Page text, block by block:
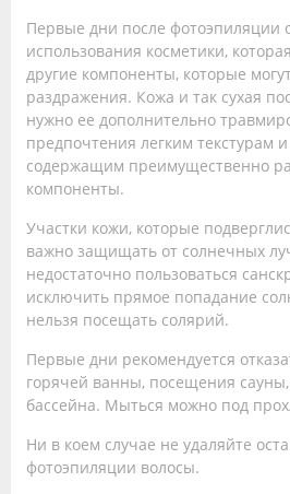
Первые дни после фотоэпиляции
использования косметики,
другие компоненты, которые
раздражения. Кожа и так сухая
нужно ее дополнительно
предпочтения легким текстурам
содержащим преимущественно
компоненты.
Участки кожи, которые
важно защищать от солнечных
недостаточно пользоваться
исключить прямое попадание
нельзя посещать солярий.
Первые дни рекомендуется
горячей ванны, посещения
бассейна. Мыться можно под
Ни в коем случае не удаляйте
фотоэпиляции волосы.